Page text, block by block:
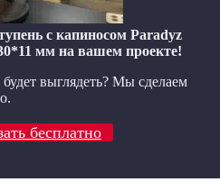
с капиносом Paradyz
мм на вашем проекте!
выглядеть? Мы сделаем
бесплатно